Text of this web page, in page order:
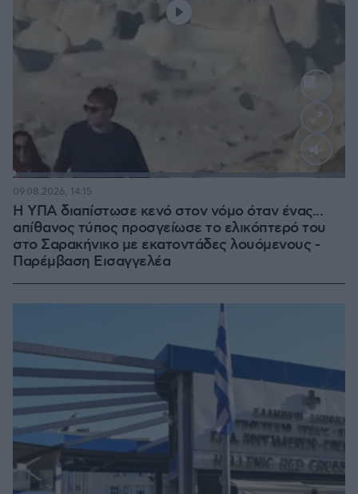
:
Η ΥΠΑ διαπίστωσε κενό στον νόμο όταν ένας...
απίθανος τύπος προσγείωσε το ελικόπτερό του
στο Σαρακήνικο με εκατοντάδες λουόμενους -
Παρέμβαση Εισαγγελέα
09.08.2026, 14:15